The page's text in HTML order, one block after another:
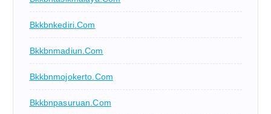
Bkkbnkediri.com
Bkkbnmadiun.com
Bkkbnmojokerto.com
Bkkbnpasuruan.com